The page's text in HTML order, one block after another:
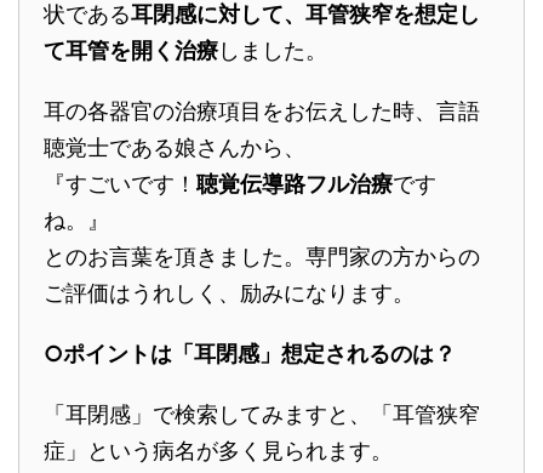
状である耳閉感に対して、耳管狭窄を想定し
て耳管を開く治療しました。
耳の各器官の治療項目をお伝えした時、言語
聴覚士である娘さんから、
『すごいです！ 聴覚伝導路フル治療です
ね。』
とのお言葉を頂きました。専門家の方からの
ご評価はうれしく、励みになります。
○ポイントは「耳閉感」想定されるのは？
「耳閉感」で検索してみますと、「耳管狭窄
症」という病名が多く見られます。